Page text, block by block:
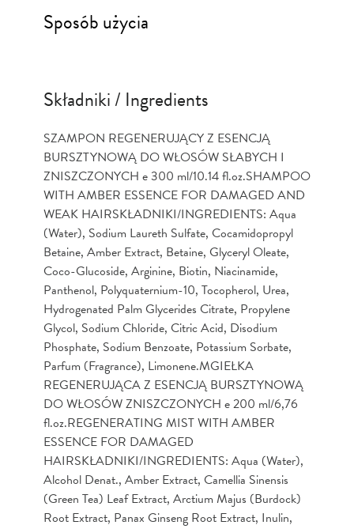
Sposób użycia
Składniki / Ingredients
SZAMPON REGENERUJĄCY Z ESENCJĄ
BURSZTYNOWĄ DO WŁOSÓW SŁABYCH I
ZNISZCZONYCH e 300 ml/10.14 fl.oz.SHAMPOO
WITH AMBER ESSENCE FOR DAMAGED AND
WEAK HAIRSKŁADNIKI/INGREDIENTS: Aqua
(Water), Sodium Laureth Sulfate, Cocamidopropyl
Betaine, Amber Extract, Betaine, Glyceryl Oleate,
Coco-Glucoside, Arginine, Biotin, Niacinamide,
Panthenol, Polyquaternium-10, Tocopherol, Urea,
Hydrogenated Palm Glycerides Citrate, Propylene
Glycol, Sodium Chloride, Citric Acid, Disodium
Phosphate, Sodium Benzoate, Potassium Sorbate,
Parfum (Fragrance), Limonene.MGIEŁKA
REGENERUJĄCA Z ESENCJĄ BURSZTYNOWĄ
DO WŁOSÓW ZNISZCZONYCH e 200 ml/6,76
fl.oz.REGENERATING MIST WITH AMBER
ESSENCE FOR DAMAGED
HAIRSKŁADNIKI/INGREDIENTS: Aqua (Water),
Alcohol Denat., Amber Extract, Camellia Sinensis
(Green Tea) Leaf Extract, Arctium Majus (Burdock)
Root Extract, Panax Ginseng Root Extract, Inulin,